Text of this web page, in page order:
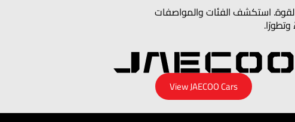
القوة. استكشف الفئات والمواصفات
View JAECOO Cars​